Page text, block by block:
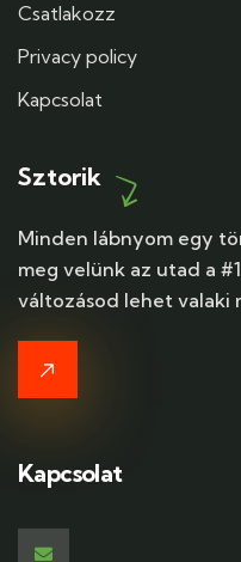
Csatlakozz
Privacy policy
Kapcsolat
Sztorik
Minden lábnyom egy
meg velünk az utad a
változásod lehet valaki
Kapcsolat